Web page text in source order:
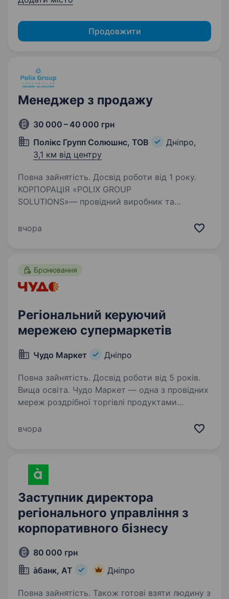
Продовжити
Менеджер з продажу
30 000 – 40 000 грн
Полікс Групп Солюшнс, ТОВ
Дніпро,
3,1 км від центру
Повна зайнятість. Досвід роботи від 1 року.
КОРПОРАЦІЯ «POLIX GROUP
SOLUTIONS»— провідний виробник та
матеріалів для Beauty-індустрії, медицини,
вчора
Бронювання
Регіональний керуючий
мережею супермаркетів
Чудо Маркет Дніпро
Повна зайнятість. Досвід роботи від 5 років.
Вища освіта. Чудо Маркет — одна з провідних
мереж роздрібної торгівлі продуктами
Регіонального керуючого. Ми шукаємо
можливості…
вчора
Заступник директора
регіонального управління з
корпоративного бізнесу
80 000 грн
àбанк, АТ
Дніпро
Повна зайнятість. Також готові взяти людину з